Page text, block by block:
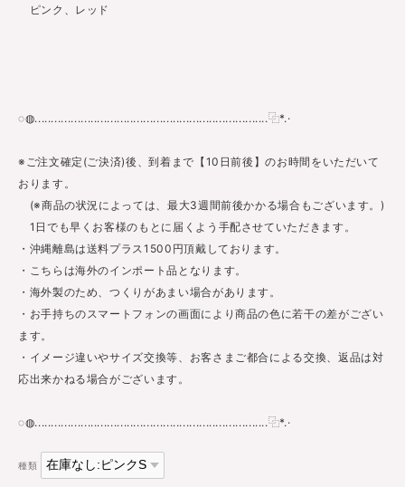
ピンク、レッド
◌◍.......................................................................⿻*.·
※ご注文確定(ご決済)後、到着まで【10日前後】のお時間をいただいて
おります。
(※商品の状況によっては、最大3週間前後かかる場合もございます。)
1日でも早くお客様のもとに届くよう手配させていただきます。
・沖縄離島は送料プラス1500円頂戴しております。
・こちらは海外のインポート品となります。
・海外製のため、つくりがあまい場合があります。
・お手持ちのスマートフォンの画面により商品の色に若干の差がござい
ます。
・イメージ違いやサイズ交換等、お客さまご都合による交換、返品は対
応出来かねる場合がございます。
◌◍.......................................................................⿻*.·
種類